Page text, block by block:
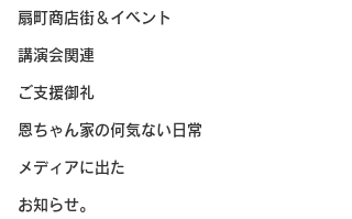
扇町商店街＆イベント
講演会関連
ご支援御礼
恩ちゃん家の何気ない日常
メディアに出た
お知らせ。